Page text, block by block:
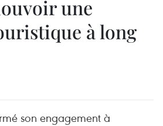
une
à long
son engagement à